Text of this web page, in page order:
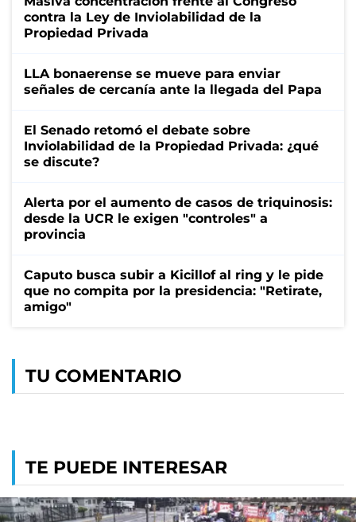
contra la Ley de Inviolabilidad de la
Propiedad Privada
LLA bonaerense se mueve para enviar
señales de cercanía ante la llegada del Papa
El Senado retomó el debate sobre
Inviolabilidad de la Propiedad Privada: ¿qué
se discute?
Alerta por el aumento de casos de triquinosis:
desde la UCR le exigen "controles" a
provincia
Caputo busca subir a Kicillof al ring y le pide
que no compita por la presidencia: "Retirate,
amigo"
TU COMENTARIO
TE PUEDE INTERESAR